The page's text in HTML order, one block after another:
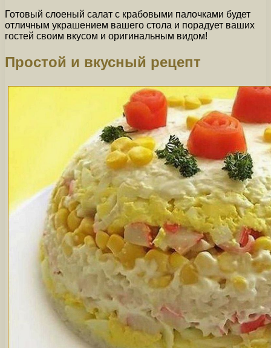
Готовый слоеный салат с крабовыми палочками будет
отличным украшением вашего стола и порадует ваших
гостей своим вкусом и оригинальным видом!
Простой и вкусный рецепт